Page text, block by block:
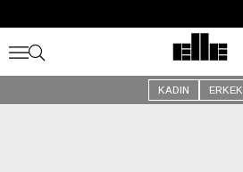
Kargo Ücretsiz!
KADIN ERKEK